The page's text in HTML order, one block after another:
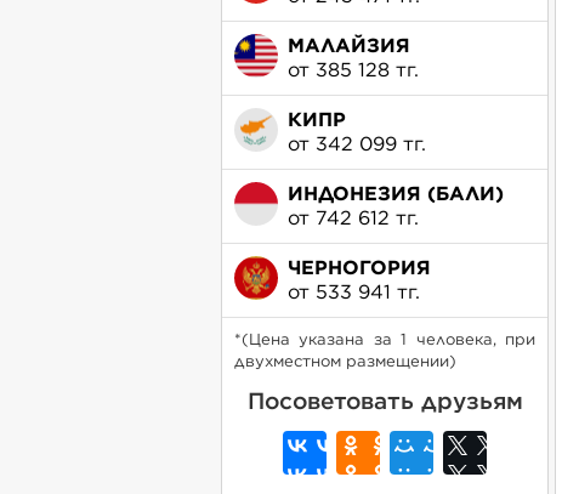
МАЛАЙЗИЯ
от 385 128 тг.
КИПР
от 342 099 тг.
ИНДОНЕЗИЯ (БАЛИ)
от 742 612 тг.
ЧЕРНОГОРИЯ
от 533 941 тг.
*(Цена указана за 1 человека, при
двухместном размещении)
Посоветовать друзьям